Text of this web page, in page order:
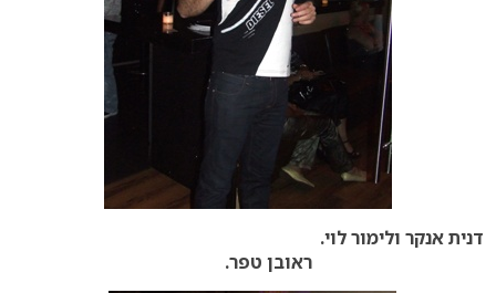
דנית אנקר ולימור לוי.
ראובן טפר.